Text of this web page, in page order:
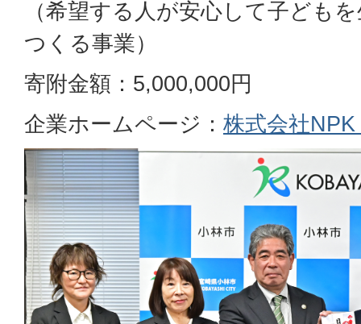
（希望する人が安心して子ども
つくる事業）
寄附金額：5,000,000円
企業ホームページ： 株式会社